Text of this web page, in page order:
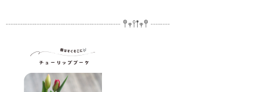
┈┈┈┈┈┈┈┈┈┈┈┈ 𖤣𖥧𖥣𖡡𖥧𖤣 ┈┈